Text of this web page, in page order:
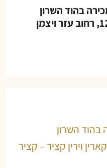
בהוד השרון
השרון
וירין קציר – קציר